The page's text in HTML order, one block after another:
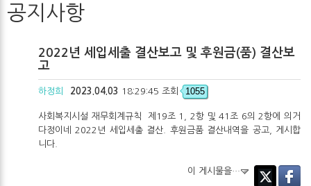
공지사항
2022년 세입세출 결산보고 및 후원금(품) 결산보
고
하정희 2023.04.03 18:29:45 조회 1055
사회복지시설 재무회계규칙 제19조 1, 2항 및 41조 6의 2항에 의거
다정이네 2022년 세입세출 결산. 후원금품 결산내역을 공고, 게시합
니다.
이 게시물을…